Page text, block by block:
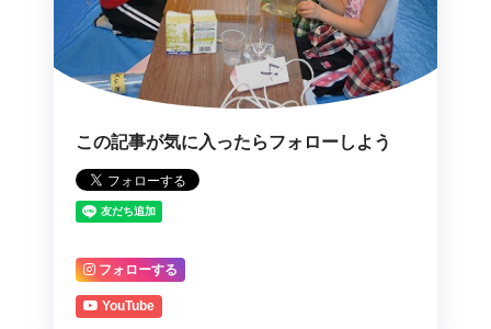
この記事が気に入ったらフォローしよう
フォローする
YouTube